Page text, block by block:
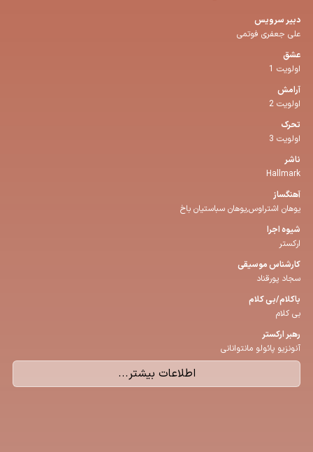
دبیر سرویس
علی جعفری فوتمی
عشق
اولویت 1
آرامش
اولویت 2
تحرک
اولویت 3
ناشر
Hallmark
آهنگساز
یوهان اشتراوس,یوهان سباستیان باخ
شیوه اجرا
ارکستر
كارشناس موسیقی
سجاد پورقناد
باكلام/بی كلام
بی کلام
رهبر اركستر
آنونزیو پائولو مانتوانانی
اطلاعات بیشتر...